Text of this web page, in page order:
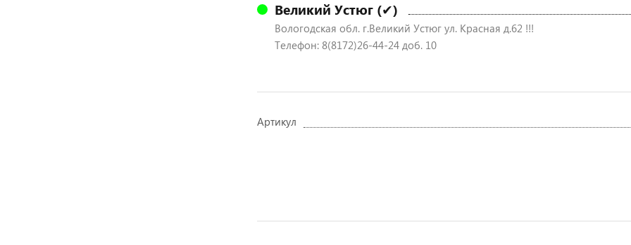
Великий Устюг (✔)
Вологодская обл. г.Великий Устюг ул. Красная д.62 !!!
Телефон: 8(8172)26-44-24 доб. 10
Артикул